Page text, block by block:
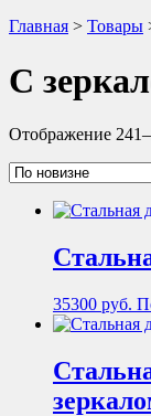
Главная > Товары
С
Отображение
35300 руб.